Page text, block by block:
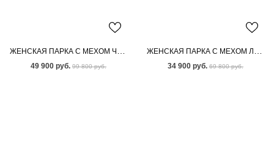
49 900 руб. 99 800 руб. 34 900 руб. 69 800 руб.